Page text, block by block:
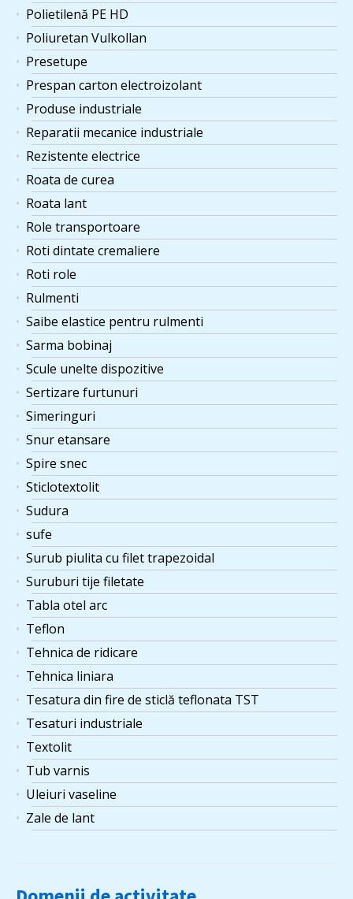
Polietilenă PE HD
Poliuretan Vulkollan
Presetupe
Prespan carton electroizolant
Produse industriale
Reparatii mecanice industriale
Rezistente electrice
Roata de curea
Roata lant
Role transportoare
Roti dintate cremaliere
Roti role
Rulmenti
Saibe elastice pentru rulmenti
Sarma bobinaj
Scule unelte dispozitive
Sertizare furtunuri
Simeringuri
Snur etansare
Spire snec
Sticlotextolit
Sudura
sufe
Surub piulita cu filet trapezoidal
Suruburi tije filetate
Tabla otel arc
Teflon
Tehnica de ridicare
Tehnica liniara
Tesatura din fire de sticlă teflonata TST
Tesaturi industriale
Textolit
Tub varnis
Uleiuri vaseline
Zale de lant